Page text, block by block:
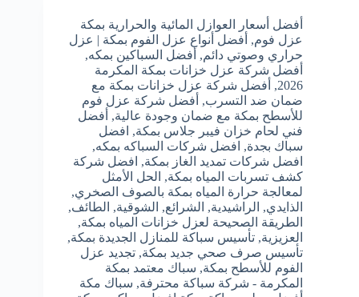
أفضل أسعار العوازل المائية والحرارية بمكة
عزل فوم, أفضل أنواع عزل الفوم بمكة | عزل
حراري وصوتي دائم, أفضل السباكين بمكه,
أفضل شركة عزل خزانات بمكة المكرمة
2026
, أفضل شركة عزل خزانات بمكة مع
ضمان ضد التسرب, أفضل شركة عزل فوم
للأسطح بمكة مع ضمان وجودة عالية, أفضل
فني لحام خزان فيبر جلاس بمكة, افضل
سباك بجدة, افضل شركات السباكه بمكه,
افضل شركات تمديد الغاز بمكة, افضل شركة
كشف تسربات المياه بمكة, الحل الأمثل
لمعالجة حرارة المياه بمكة بالصوف الصخري,
الذايدي, الراشيدية, الشرائع, الشوقية, الطائف,
الطريقة الصحيحة لعزل خزانات المياه بمكة,
العزيزية, تأسيس سباكة للمنازل الجديدة بمكة,
تأسيس صرف صحي جديد بمكة, تجديد عزل
الفوم للأسطح بمكة, سباك معتمد بمكة
المكرمة - شركة سباكة محترفة, سباك مكة